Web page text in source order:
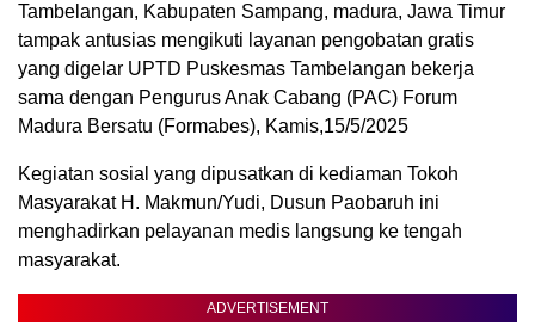
Tambelangan, Kabupaten Sampang, madura, Jawa Timur
tampak antusias mengikuti layanan pengobatan gratis
yang digelar UPTD Puskesmas Tambelangan bekerja
sama dengan Pengurus Anak Cabang (PAC) Forum
Madura Bersatu (Formabes), Kamis,15/5/2025
Kegiatan sosial yang dipusatkan di kediaman Tokoh
Masyarakat H. Makmun/Yudi, Dusun Paobaruh ini
menghadirkan pelayanan medis langsung ke tengah
masyarakat.
ADVERTISEMENT